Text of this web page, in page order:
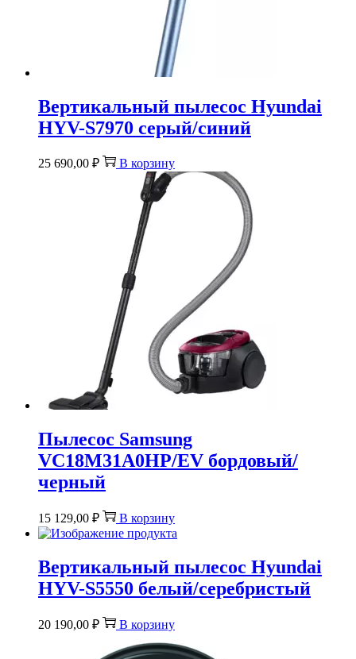
Вертикальный пылесос Hyundai
HYV-S7970 серый/синий
25 690,00 ₽ В корзину
Пылесос Samsung
VC18M31A0HP/EV бордовый/
черный
15 129,00 ₽ В корзину
Вертикальный пылесос Hyundai
HYV-S5550 белый/серебристый
20 190,00 ₽ В корзину